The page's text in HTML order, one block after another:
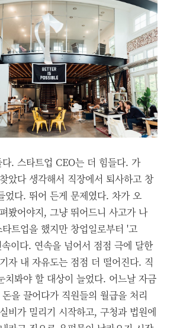
. 스타트업 CEO는 더 힘들다. 가
았다 생각해서 직장에서 퇴사하고 창
었다. 뛰어 든게 문제였다. 차가 오
봤어야지, 그냥 뛰어드니 사고가 나
트업을 했지만 창업일로부터 '고
이다. 연속을 넘어서 점점 극에 달한
자 내 자유도는 점점 더 떨어진다. 직
치봐야 할 대상이 늘었다. 어느날 자금
을 끌어다가 직원들의 월급을 처리
비가 밀리기 시작하고, 구청과 법원에